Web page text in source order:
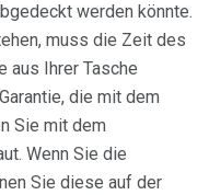
werden könnte.
muss die Zeit des
aus Ihrer Tasche
die mit dem
Sie mit dem
Wenn Sie die
Sie diese auf der